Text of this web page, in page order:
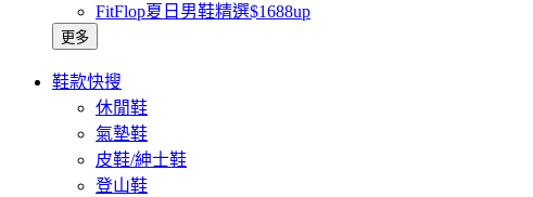
FitFlop夏日男鞋精選$1688up
更多
鞋款快搜
休閒鞋
氣墊鞋
皮鞋/紳士鞋
登山鞋